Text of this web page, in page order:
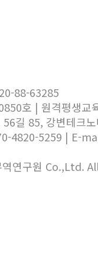
88-63285
호 | 원격평생교
길 85, 강변테크
4820-5259 | E-
연구원 Co.,Ltd.